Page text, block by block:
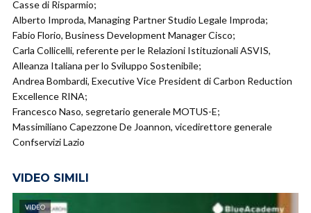
Casse di Risparmio;
Alberto Improda, Managing Partner Studio Legale Improda;
Fabio Florio, Business Development Manager Cisco;
Carla Collicelli, referente per le Relazioni Istituzionali ASVIS,
Alleanza Italiana per lo Sviluppo Sostenibile;
Andrea Bombardi, Executive Vice President di Carbon Reduction
Excellence RINA;
Francesco Naso, segretario generale MOTUS-E;
Massimiliano Capezzone De Joannon, vicedirettore generale
Confservizi Lazio
VIDEO SIMILI
VIDEO